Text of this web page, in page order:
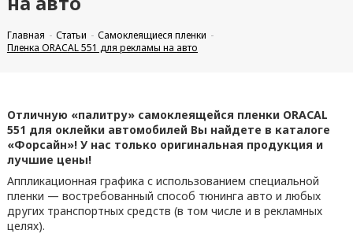
Главная Статьи
Самоклеящиеся пленки
Пленка ORACAL 551 для рекламы на авто
Отличную «палитру» самоклеящейся пленки ORACAL
551 для оклейки автомобилей Вы найдете в каталоге
«Форсайн»! У нас только оригинальная продукция и
лучшие цены!
Аппликационная графика с использованием специальной
пленки — востребованный способ тюнинга авто и любых
других транспортных средств (в том числе и в рекламных
целях).